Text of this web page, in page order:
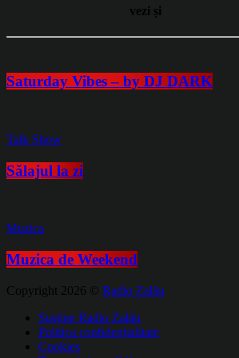
vezi și
Saturday Vibes – by DJ DARK
Talk Show
Sălajul la zi
Muzica
Muzica de Weekend
Copyright 2026 © Radio Zalău
Susține Radio Zalău
Politica confidențialitate
Cookies